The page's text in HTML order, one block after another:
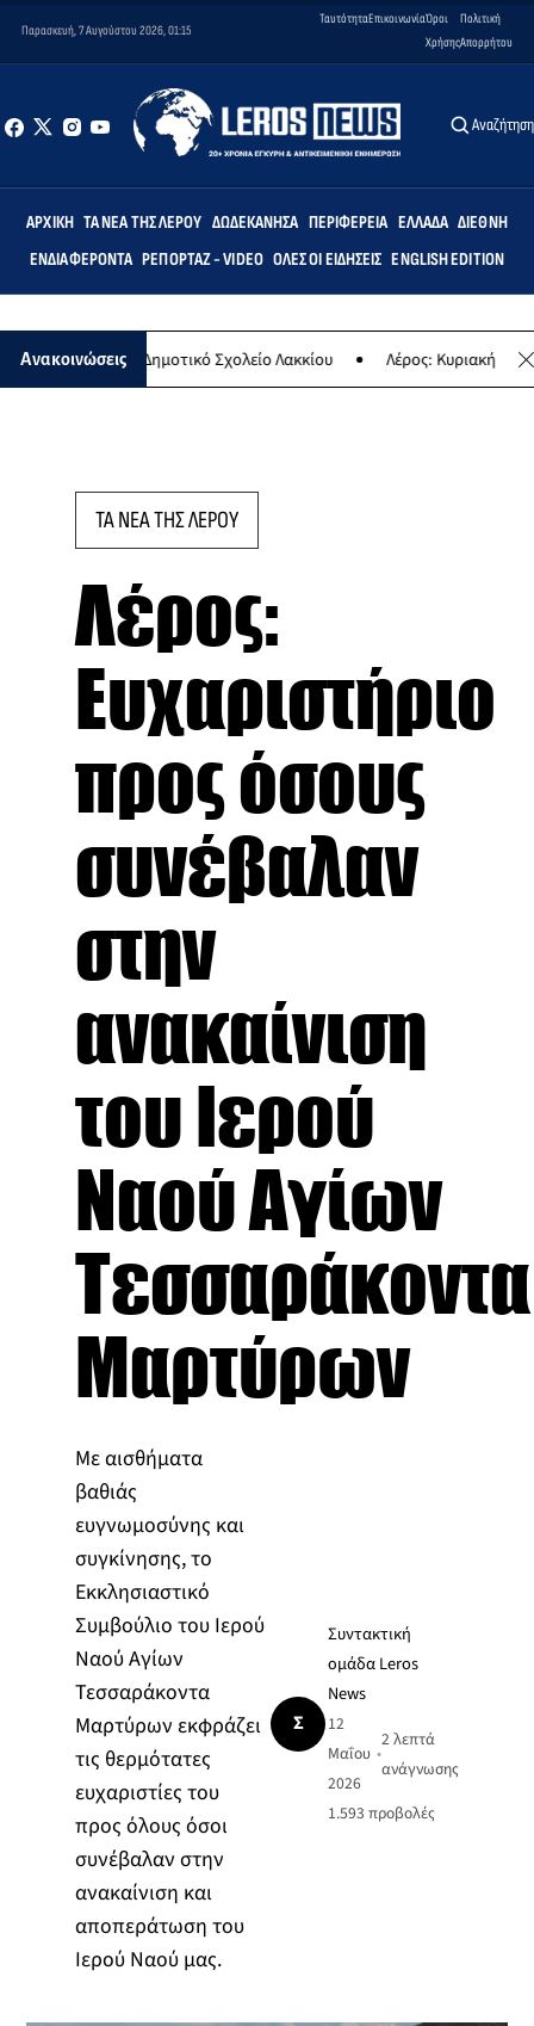
Παρασκευή, 7 Αυγούστου 2026, 01:15
ΤαυτότηταΕπικοινωνίαΌροι
Χρήσης
Πολιτική
Απορρήτου
Αναζήτηση
ΑΡΧΙΚΉ ΤΑ ΝΈΑ ΤΗΣ ΛΈΡΟΥ ΔΩΔΕΚΆΝΗΣΑ ΠΕΡΙΦΈΡΕΙΑ ΕΛΛΆΔΑ ΔΙΕΘΝΉ
ΕΝΔΙΑΦΈΡΟΝΤΑ ΡΕΠΟΡΤΆΖ - VIDEO ΌΛΕΣ ΟΙ ΕΙΔΉΣΕΙΣ ENGLISH EDITION
Ανακοινώσεις
στο Δημοτικό Σχολείο Λακκίου Λέρος: Κυριακή 9
ΤΑ ΝΕΑ ΤΗΣ ΛΕΡΟΥ
Λέρος:
Ευχαριστήριο
προς όσους
συνέβαλαν
στην
ανακαίνιση
του Ιερού
Ναού Αγίων
Τεσσαράκοντα
Μαρτύρων
Με αισθήματα
βαθιάς
ευγνωμοσύνης και
συγκίνησης, το
Εκκλησιαστικό
Συμβούλιο του Ιερού
Ναού Αγίων
Τεσσαράκοντα
Μαρτύρων εκφράζει
τις θερμότατες
ευχαριστίες του
προς όλους όσοι
συνέβαλαν στην
ανακαίνιση και
αποπεράτωση του
Ιερού Ναού μας.
Σ
Συντακτική
ομάδα Leros
News
12
Μαΐου
2026
•
2 λεπτά
ανάγνωσης
1.593 προβολές